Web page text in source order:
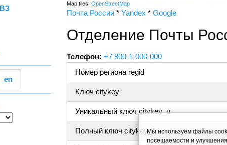
en
Map tiles: OpenStreetMap
Почта России * Yandex * Google
Отделение Почты
Телефон: +7 800-1-000-000
Номер региона regid
Ключ citykey
Уникальный ключ citykey_u
Полный ключ citykey_fМы используем файлы
посещаемости и